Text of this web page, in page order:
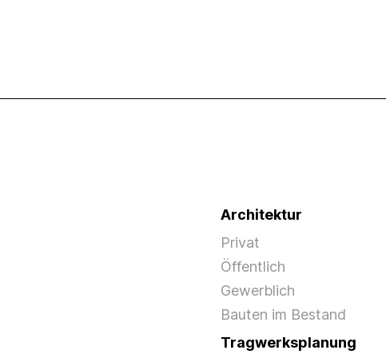
Architektur
Privat
Öffentlich
Gewerblich
Bauten im Bestand
Tragwerksplanung